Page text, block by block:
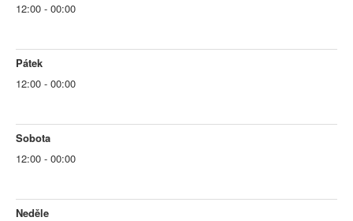
12:00 - 00:00
Pátek
12:00 - 00:00
Sobota
12:00 - 00:00
Neděle